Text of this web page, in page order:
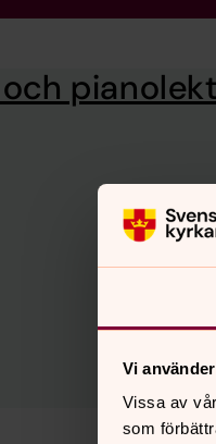
Vi
Vissa av
som